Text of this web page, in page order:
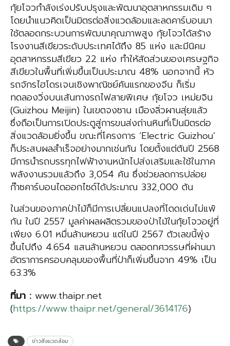
กุ้ยโจวกำลังเร่งปรับปรุงและพัฒนาอุตสาหกรรมเดิม ๆ
โดยนำแนวคิดเป็นมิตรต่อสิ่งแวดล้อมและลดคาร์บอนมา
ใช้ตลอดกระบวนการพัฒนาคุณภาพสูง กุ้ยโจวได้สร้าง
โรงงานสีเขียวระดับประเทศได้ถึง 85 แห่ง และมีนิคม
อุตสาหกรรมสีเขียว 22 แห่ง ทำให้สัดส่วนของเศรษฐกิจ
สีเขียวในพื้นที่เพิ่มขึ้นเป็นประมาณ 48% นอกจากนี้ หัว
รถจักรไฮโดรเจนเชิงพาณิชย์คันแรกของจีน ก็เริ่ม
ทดลองวิ่งบนเส้นทางรถไฟสายพิเศษ กุ้ยโจว เหม่ยจิน
(Guizhou Meijin) ในเขตจงซาน เมืองลิ่วผานสุ่ยแล้ว
ซึ่งถือเป็นการเปิดประตูสู่การขนส่งถ่านหินที่เป็นมิตรต่อ
สิ่งแวดล้อมยิ่งขึ้น ขณะที่โครงการ ‘Electric Guizhou’
ก็ประสบผลสำเร็จอย่างมากเช่นกัน โดยตั้งแต่ต้นปี 2568
มีการนำรถบรรทุกไฟฟ้างานหนักไปส่งเสริมและใช้ในภาค
พลังงานรวมแล้วถึง 3,054 คัน ซึ่งช่วยลดการปล่อย
ก๊าซคาร์บอนไดออกไซด์ได้ประมาณ 332,000 ตัน
ในส่วนของภาคป่าไม้ก็มีการเปลี่ยนแปลงที่โดดเด่นไม่แพ้
กัน ในปี 2557 มูลค่าผลผลิตรวมของป่าไม้ในกุ้ยโจวอยู่ที่
เพียง 6.01 หมื่นล้านหยวน แต่ในปี 2567 ตัวเลขนี้พุ่ง
ขึ้นไปถึง 4.654 แสนล้านหยวน ตลอดทศวรรษที่ผ่านมา
อัตราการครอบคลุมของพื้นที่ป่าก็เพิ่มขึ้นจาก 49% เป็น
63.3%
ที่มา : www.thaipr.net
(https://www.thaipr.net/general/3614176)
ข่าวสิ่งแวดล้อม